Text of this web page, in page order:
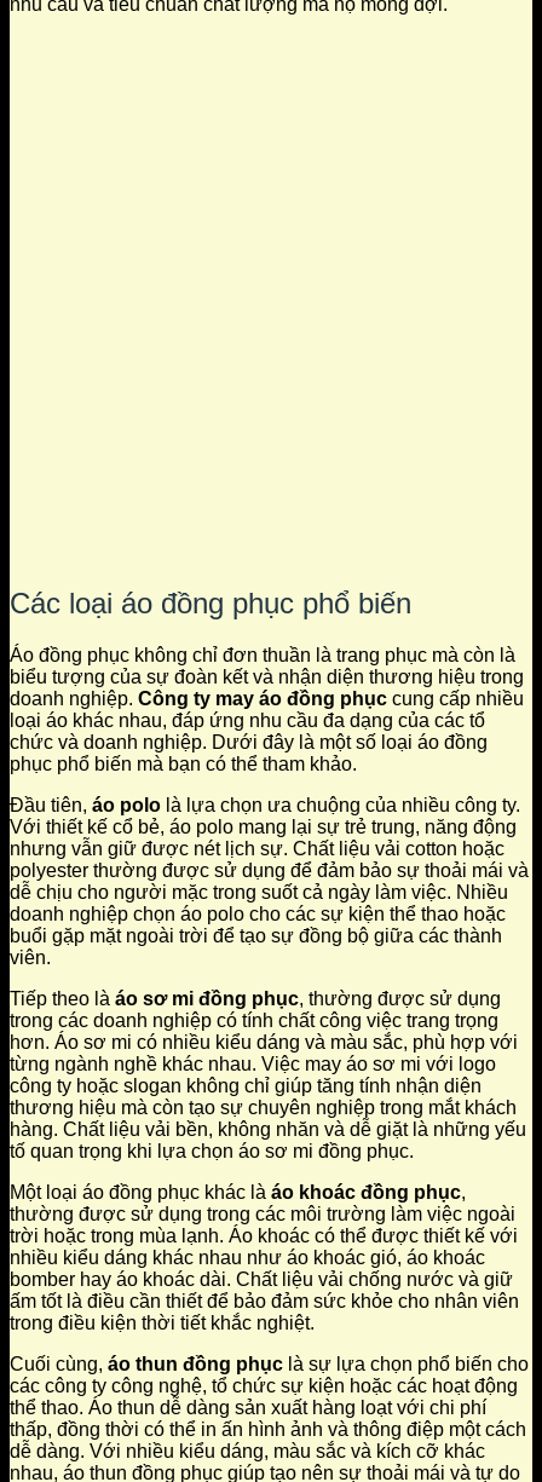
nhu cầu và tiêu chuẩn chất lượng mà họ mong đợi.
Các loại áo đồng phục phổ biến
Áo đồng phục không chỉ đơn thuần là trang phục mà còn là
biểu tượng của sự đoàn kết và nhận diện thương hiệu trong
doanh nghiệp. Công ty may áo đồng phục cung cấp nhiều
loại áo khác nhau, đáp ứng nhu cầu đa dạng của các tổ
chức và doanh nghiệp. Dưới đây là một số loại áo đồng
phục phổ biến mà bạn có thể tham khảo.
Đầu tiên, áo polo là lựa chọn ưa chuộng của nhiều công ty.
Với thiết kế cổ bẻ, áo polo mang lại sự trẻ trung, năng động
nhưng vẫn giữ được nét lịch sự. Chất liệu vải cotton hoặc
polyester thường được sử dụng để đảm bảo sự thoải mái và
dễ chịu cho người mặc trong suốt cả ngày làm việc. Nhiều
doanh nghiệp chọn áo polo cho các sự kiện thể thao hoặc
buổi gặp mặt ngoài trời để tạo sự đồng bộ giữa các thành
viên.
Tiếp theo là áo sơ mi đồng phục, thường được sử dụng
trong các doanh nghiệp có tính chất công việc trang trọng
hơn. Áo sơ mi có nhiều kiểu dáng và màu sắc, phù hợp với
từng ngành nghề khác nhau. Việc may áo sơ mi với logo
công ty hoặc slogan không chỉ giúp tăng tính nhận diện
thương hiệu mà còn tạo sự chuyên nghiệp trong mắt khách
hàng. Chất liệu vải bền, không nhăn và dễ giặt là những yếu
tố quan trọng khi lựa chọn áo sơ mi đồng phục.
Một loại áo đồng phục khác là áo khoác đồng phục,
thường được sử dụng trong các môi trường làm việc ngoài
trời hoặc trong mùa lạnh. Áo khoác có thể được thiết kế với
nhiều kiểu dáng khác nhau như áo khoác gió, áo khoác
bomber hay áo khoác dài. Chất liệu vải chống nước và giữ
ấm tốt là điều cần thiết để bảo đảm sức khỏe cho nhân viên
trong điều kiện thời tiết khắc nghiệt.
Cuối cùng, áo thun đồng phục là sự lựa chọn phổ biến cho
các công ty công nghệ, tổ chức sự kiện hoặc các hoạt động
thể thao. Áo thun dễ dàng sản xuất hàng loạt với chi phí
thấp, đồng thời có thể in ấn hình ảnh và thông điệp một cách
dễ dàng. Với nhiều kiểu dáng, màu sắc và kích cỡ khác
nhau, áo thun đồng phục giúp tạo nên sự thoải mái và tự do